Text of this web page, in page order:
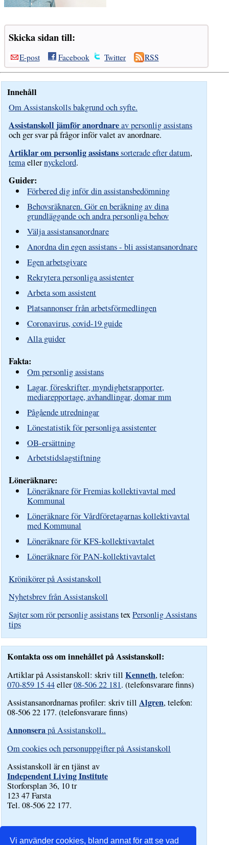
Vi använder cookies, bland annat för att se vad
Skicka sidan till:
E-post Facebook Twitter RSS
Innehåll
Om Assistanskolls bakgrund och syfte.
Assistanskoll jämför anordnareav personlig assistans
och ger svar på frågor inför valet av anordnare.
Artiklar om personlig assistanssorterade efter datum,
temaellernyckelord.
Guider:
Förbered dig inför din assistansbedömning
Behovsräknaren. Gör en beräkning av dina
grundläggande och andra personliga behov
Välja assistansanordnare
Anordna din egen assistans - bli assistansanordnare
Egen arbetsgivare
Rekrytera personliga assistenter
Arbeta som assistent
Platsannonser från arbetsförmedlingen
Coronavirus, covid-19 guide
Alla guider
Fakta:
Om personlig assistans
Lagar, föreskrifter, myndighetsrapporter,
mediarepportage, avhandlingar, domar mm
Pågående utredningar
Lönestatistik för personliga assistenter
OB-ersättning
Arbetstidslagstiftning
Löneräknare:
Löneräknare för Fremias kollektivavtal med
Kommunal
Löneräknare för Vårdföretagarnas kollektivavtal
med Kommunal
Löneräknare för KFS-kollektivavtalet
Löneräknare för PAN-kollektivavtalet
Krönikörer på Assistanskoll
Nyhetsbrev från Assistanskoll
Sajter som rör personlig assistanstexPersonlig Assistans
tips
Kontakta oss om innehållet på Assistanskoll:
Artiklar på Assistanskoll: skriv tillKenneth, telefon:
070-859 15 44eller08-506 22 181. (telefonsvarare finns)
Assistansanordnarnas profiler: skriv tillAlgren, telefon:
08-506 22 177. (telefonsvarare finns)
Annonserapå Assistanskoll..
Om cookies och personuppgifter på Assistanskoll
Assistanskoll är en tjänst av
Independent Living Institute
Storforsplan 36, 10 tr
123 47 Farsta
Tel. 08-506 22 177.